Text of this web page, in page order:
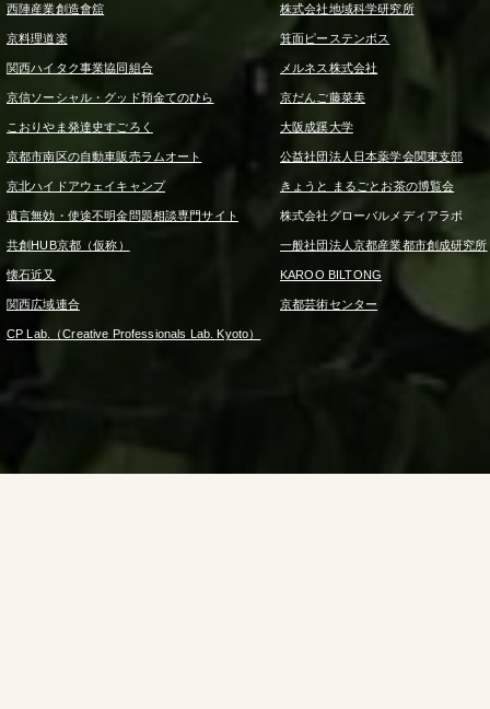
西陣産業創造會舘 株式会社地域科学研究所
京料理道楽 箕面ピーステンボス
関西ハイタク事業協同組合 メルネス株式会社
京信ソーシャル・グッド預金てのひら 京だんご藤菜美
こおりやま発達史すごろく 大阪成蹊大学
京都市南区の自動車販売ラムオート 公益社団法人日本薬学会関東支部
京北ハイドアウェイキャンプ きょうと まるごとお茶の博覧会
遺言無効・使途不明金問題相談専門サイト 株式会社グローバルメディアラボ
共創HUB京都（仮称） 一般社団法人京都産業都市創成研究所
懐石近又 KAROO BILTONG
関西広域連合 京都芸術センター
CP Lab.（Creative Professionals Lab. Kyoto）